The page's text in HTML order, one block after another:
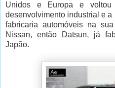
Unidos e Europa e voltou
desenvolvimento industrial e
fabricaria automóveis na
Nissan, então Datsun, já
Japão.